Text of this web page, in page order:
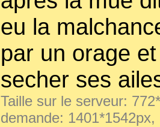
eu la
par un orage
secher ses
Taille sur le serveur:
demande: